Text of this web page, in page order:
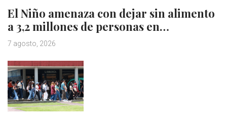
El Niño amenaza con dejar sin alimento
a 3,2 millones de personas en…
7 agosto, 2026